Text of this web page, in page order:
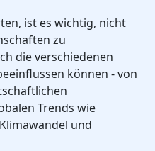
ist es wichtig, nicht
zu
die verschiedenen
können - von
Trends wie
und